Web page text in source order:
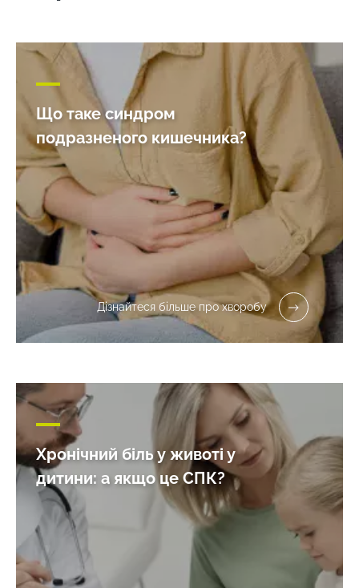
Що таке синдром
подразненого кишечника?
Дізнайтеся більше про хворобу
Хронічний біль у животі у
дитини: а якщо це СПК?